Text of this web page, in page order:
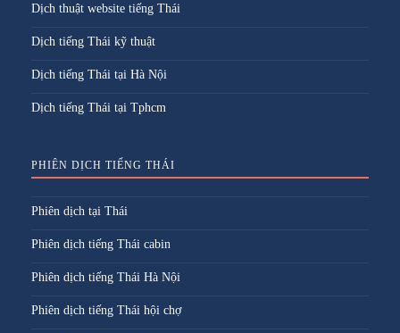
Dịch thuật website tiếng Thái
Dịch tiếng Thái kỹ thuật
Dịch tiếng Thái tại Hà Nội
Dịch tiếng Thái tại Tphcm
PHIÊN DỊCH TIẾNG THÁI
Phiên dịch tại Thái
Phiên dịch tiếng Thái cabin
Phiên dịch tiếng Thái Hà Nội
Phiên dịch tiếng Thái hội chợ